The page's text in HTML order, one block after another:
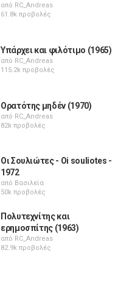
από RC_Andreas
61.8k προβολές
Υπάρχει και φιλότιμο (1965)
από RC_Andreas
115.2k προβολές
Ορατότης μηδέν (1970)
από RC_Andreas
82k προβολές
Οι Σουλιώτες - Oi souliotes -
1972
από Βασιλεία
50k προβολές
Πολυτεχνίτης και
ερημοσπίτης (1963)
από RC_Andreas
82.9k προβολές